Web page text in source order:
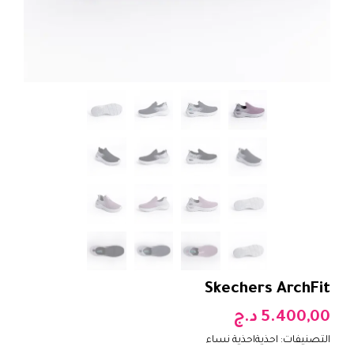
Skechers ArchFit
5.400,00 د.ج
التصنيفات: احذيةاحذية نساء